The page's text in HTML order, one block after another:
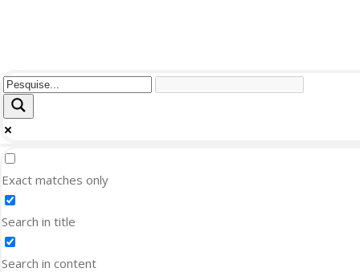
Exact matches only
Search in title
Search in content